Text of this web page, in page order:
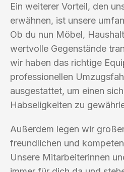
Ein weiterer Vorteil, den
erwähnen, ist unsere
Ob du nun Möbel,
wertvolle Gegenstände
wir haben das richtige
professionellen
ausgestattet, um einen
Habseligkeiten zu
Außerdem legen wir
freundlichen und
Unsere Mitarbeiterinnen